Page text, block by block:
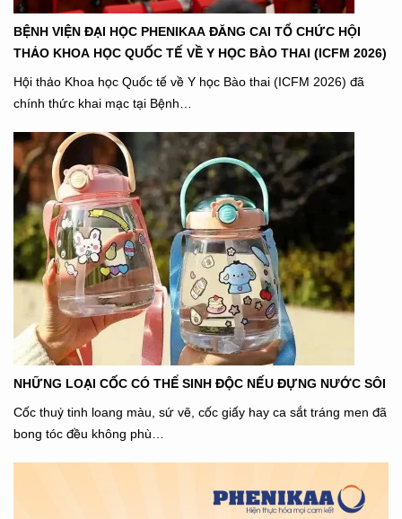
BỆNH VIỆN ĐẠI HỌC PHENIKAA ĐĂNG CAI TỔ CHỨC HỘI
THẢO KHOA HỌC QUỐC TẾ VỀ Y HỌC BÀO THAI (ICFM 2026)
Hội thảo Khoa học Quốc tế về Y học Bào thai (ICFM 2026) đã
chính thức khai mạc tại Bệnh…
NHỮNG LOẠI CỐC CÓ THỂ SINH ĐỘC NẾU ĐỰNG NƯỚC SÔI
Cốc thuỷ tinh loang màu, sứ vẽ, cốc giấy hay ca sắt tráng men đã
bong tóc đều không phù…